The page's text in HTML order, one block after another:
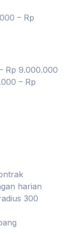
– Rp
Rp 9.000.000
– Rp
harian
300